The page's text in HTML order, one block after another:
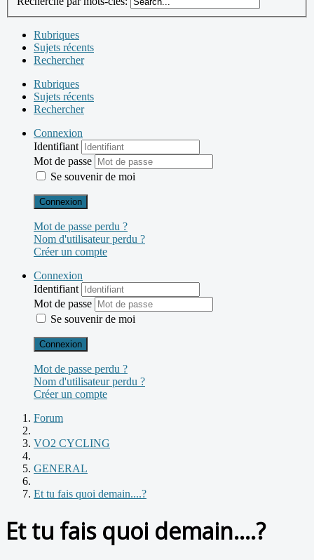
Rubriques
Sujets récents
Rechercher
Rubriques
Sujets récents
Rechercher
Connexion
Identifiant
Mot de passe
Se souvenir de moi
Connexion
Mot de passe perdu ?
Nom d'utilisateur perdu ?
Créer un compte
Connexion
Identifiant
Mot de passe
Se souvenir de moi
Connexion
Mot de passe perdu ?
Nom d'utilisateur perdu ?
Créer un compte
Forum
VO2 CYCLING
GENERAL
Et tu fais quoi demain....?
Et tu fais quoi demain....?